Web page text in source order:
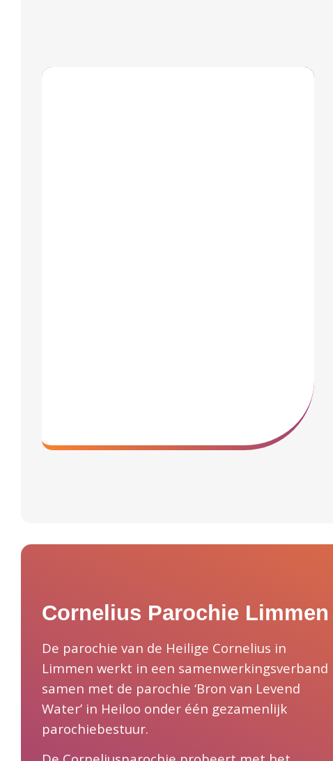
Cornelius Parochie Limmen
De parochie van de Heilige Cornelius in
Limmen werkt in een samenwerkingsverband
samen met de parochie ‘Bron van Levend
Water’ in Heiloo onder één gezamenlijk
parochiebestuur.